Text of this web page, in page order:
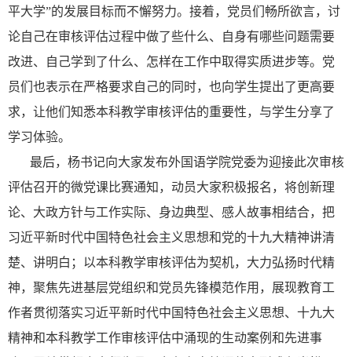
平大学”的发展目标而不懈努力。接着，党员们畅所欲言，讨
论自己在审核评估过程中做了些什么、自身有哪些问题需要
改进、自己学到了什么、怎样在工作中取得实质进步等。党
员们也表示在严格要求自己的同时，也向学生提出了更高要
求，让他们知悉本科教学审核评估的重要性，与学生分享了
学习体验。
最后，杨书记向大家发布外国语学院党委为迎接此次审核
评估召开的微党课比赛通知，动员大家积极报名，将创新理
论、大政方针与工作实际、身边典型、感人故事相结合，把
习近平新时代中国特色社会主义思想和党的十九大精神讲清
楚、讲明白；以本科教学审核评估为契机，大力弘扬时代精
神，聚焦先进基层党组织和党员先锋模范作用，展现教育工
作者贯彻落实习近平新时代中国特色社会主义思想、十九大
精神和本科教学工作审核评估中涌现的生动案例和先进事